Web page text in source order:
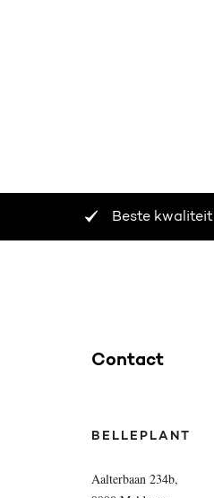
Beste kwaliteit
Contact
BELLEPLANT
Aalterbaan 234b,